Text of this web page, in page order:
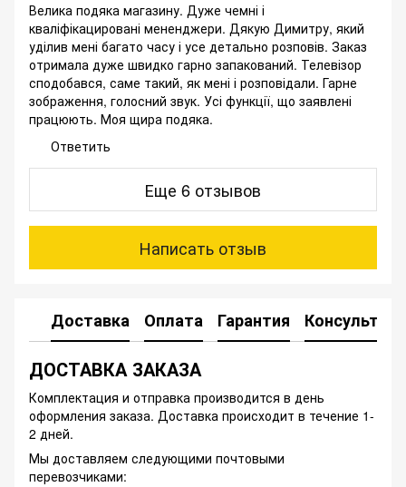
Велика подяка магазину. Дуже чемні і
кваліфікацировані мененджери. Дякую Димитру, який
уділив мені багато часу і усе детально розповів. Заказ
отримала дуже швидко гарно запакований. Телевізор
сподобався, саме такий, як мені і розповідали. Гарне
зображення, голосний звук. Усі функції, що заявлені
працюють. Моя щира подяка.
Ответить
Еще 6 отзывов
Написать отзыв
Доставка Оплата Гарантия
ДОСТАВКА ЗАКАЗА
Комплектация и отправка производится в день
оформления заказа. Доставка происходит в течение 1-
2 дней.
Мы доставляем следующими почтовыми
перевозчиками: